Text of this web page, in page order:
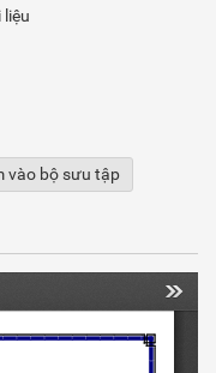
liệu
vào bộ sưu tập